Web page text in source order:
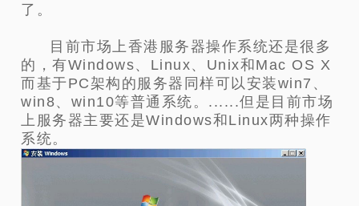
了。
目前市场上香港服务器操作系统还是很多
的，有Windows、Linux、Unix和Mac OS X
而基于PC架构的服务器同样可以安装win7、
win8、win10等普通系统。......但是目前市场
上服务器主要还是Windows和Linux两种操作
系统。